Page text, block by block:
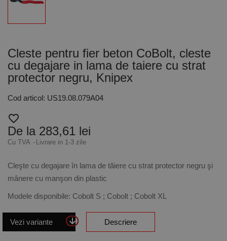
Cleste pentru fier beton CoBolt, cleste
cu degajare in lama de taiere cu strat
protector negru, Knipex
Cod articol: US19.08.079A04
favorite_border
De la 283,61 lei
Cu TVA Livrare in 1-3 zile
Cleşte cu degajare în lama de tăiere cu strat protector negru şi
mânere cu manşon din plastic
Modele disponibile: Cobolt S ; Cobolt ; Cobolt XL
Vezi variante Descriere